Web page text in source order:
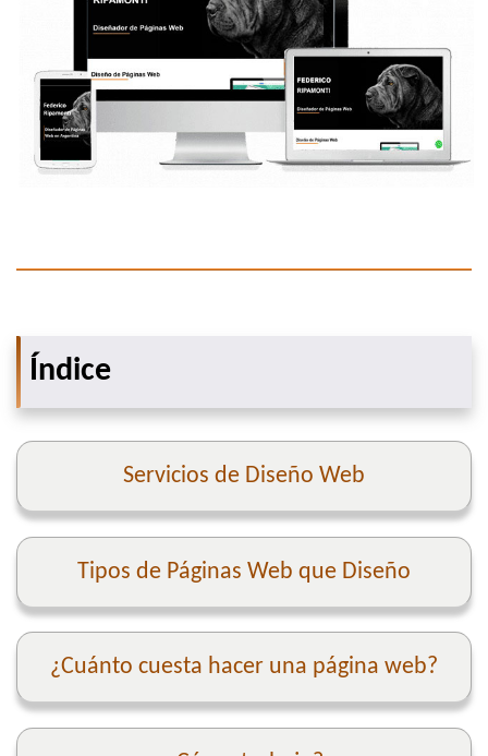
Índice
Servicios de Diseño Web
Tipos de Páginas Web que Diseño
¿Cuánto cuesta hacer una página web?